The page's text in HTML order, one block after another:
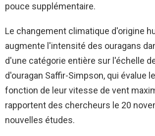
pouce supplémentaire.
Le changement climatique d'origine
augmente l'intensité des ouragans
d'une catégorie entière sur l'échelle
d'ouragan Saffir-Simpson, qui évalue
fonction de leur vitesse de vent
rapportent des chercheurs le 20
nouvelles études.